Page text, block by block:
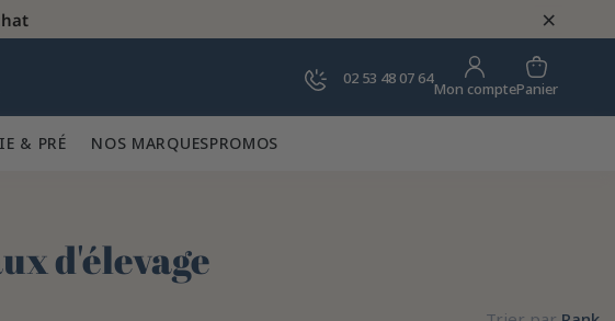
×
02 53 48 07 64
Mon comptePanier
& PRÉ 🍃 NOS MARQUESPROMOS
d'élevage